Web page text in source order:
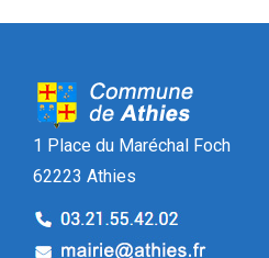
1 Place du Maréchal Foch
62223 Athies